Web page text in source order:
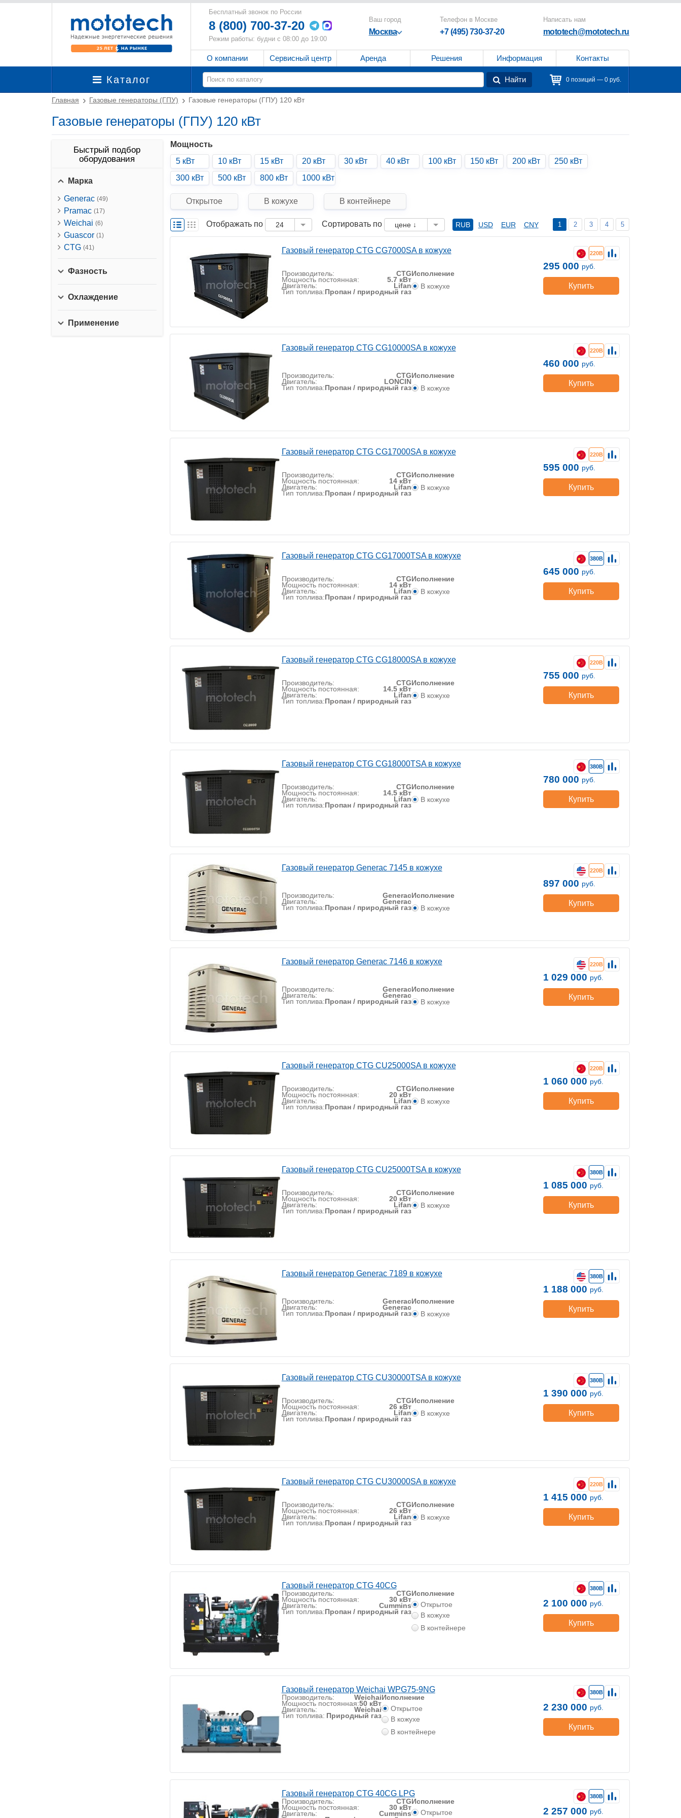
Бесплатный звонок по России
8 (800) 700-37-20
Режим работы: будни с 08:00 до 19:00
Ваш город
Москва
Телефон в Москве
+7 (495) 730-37-20
Написать нам
mototech@mototech.ru
О компании Сервисный центр Аренда Решения Информация Контакты
Каталог Найти 0 позиций — 0 руб.
Главная Газовые генераторы (ГПУ) Газовые генераторы (ГПУ) 120 кВт
Газовые генераторы (ГПУ) 120 кВт
Быстрый подбор
оборудования
Марка
Generac (49)
Pramac (17)
Weichai (6)
Guascor (1)
CTG (41)
Фазность
Охлаждение
Применение
Мощность
5 кВт
10 кВт 15 кВт 20 кВт 30 кВт 40 кВт 100 кВт 150 кВт 200 кВт
250 кВт
300 кВт
500 кВт 800 кВт 1000 кВт
Открытое В кожухе В контейнере
Отображать по 24 Сортировать по цене ↓ RUB USD EUR CNY 1 2 3 4 5
Газовый генератор CTG CG7000SA в кожухе
Производитель: CTG
Мощность постоянная: 5.7 кВт
Двигатель: Lifan
Тип топлива:Пропан / природный газ
Исполнение
В кожухе
220В
295 000 руб.
Купить
Газовый генератор CTG CG10000SA в кожухе
Производитель: CTG
Двигатель: LONCIN
Тип топлива:Пропан / природный газ
Исполнение
В кожухе
220В
460 000 руб.
Купить
Газовый генератор CTG CG17000SA в кожухе
Производитель: CTG
Мощность постоянная: 14 кВт
Двигатель: Lifan
Тип топлива:Пропан / природный газ
Исполнение
В кожухе
220В
595 000 руб.
Купить
Газовый генератор CTG CG17000TSA в кожухе
Производитель: CTG
Мощность постоянная: 14 кВт
Двигатель: Lifan
Тип топлива:Пропан / природный газ
Исполнение
В кожухе
380В
645 000 руб.
Купить
Газовый генератор CTG CG18000SA в кожухе
Производитель: CTG
Мощность постоянная: 14.5 кВт
Двигатель: Lifan
Тип топлива:Пропан / природный газ
Исполнение
В кожухе
220В
755 000 руб.
Купить
Газовый генератор CTG CG18000TSA в кожухе
Производитель: CTG
Мощность постоянная: 14.5 кВт
Двигатель: Lifan
Тип топлива:Пропан / природный газ
Исполнение
В кожухе
380В
780 000 руб.
Купить
Газовый генератор Generac 7145 в кожухе
Производитель: Generac
Двигатель: Generac
Тип топлива:Пропан / природный газ
Исполнение
В кожухе
220В
897 000 руб.
Купить
Газовый генератор Generac 7146 в кожухе
Производитель: Generac
Двигатель: Generac
Тип топлива:Пропан / природный газ
Исполнение
В кожухе
220В
1 029 000 руб.
Купить
Газовый генератор CTG CU25000SA в кожухе
Производитель: CTG
Мощность постоянная: 20 кВт
Двигатель: Lifan
Тип топлива:Пропан / природный газ
Исполнение
В кожухе
220В
1 060 000 руб.
Купить
Газовый генератор CTG CU25000TSA в кожухе
Производитель: CTG
Мощность постоянная: 20 кВт
Двигатель: Lifan
Тип топлива:Пропан / природный газ
Исполнение
В кожухе
380В
1 085 000 руб.
Купить
Газовый генератор Generac 7189 в кожухе
Производитель: Generac
Двигатель: Generac
Тип топлива:Пропан / природный газ
Исполнение
В кожухе
380В
1 188 000 руб.
Купить
Газовый генератор CTG CU30000TSA в кожухе
Производитель: CTG
Мощность постоянная: 26 кВт
Двигатель: Lifan
Тип топлива:Пропан / природный газ
Исполнение
В кожухе
380В
1 390 000 руб.
Купить
Газовый генератор CTG CU30000SA в кожухе
Производитель: CTG
Мощность постоянная: 26 кВт
Двигатель: Lifan
Тип топлива:Пропан / природный газ
Исполнение
В кожухе
220В
1 415 000 руб.
Купить
Газовый генератор CTG 40CG
Производитель: CTG
Мощность постоянная: 30 кВт
Двигатель: Cummins
Тип топлива:Пропан / природный газ
Исполнение
Открытое
В кожухе
В контейнере
380В
2 100 000 руб.
Купить
Газовый генератор Weichai WPG75-9NG
Производитель: Weichai
Мощность постоянная:50 кВт
Двигатель: Weichai
Тип топлива: Природный газ
Исполнение
Открытое
В кожухе
В контейнере
380В
2 230 000 руб.
Купить
Газовый генератор CTG 40CG LPG
Производитель: CTG
Мощность постоянная: 30 кВт
Двигатель: Cummins
Исполнение
Открытое
380В
2 257 000 руб.